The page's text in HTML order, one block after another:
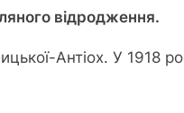
відродження.
Антіох. У 1918